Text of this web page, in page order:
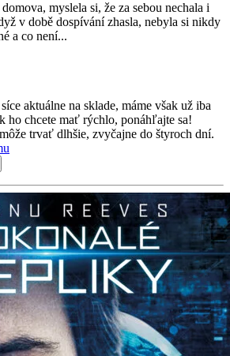
myslela si, že za sebou nechala i
v době dospívání zhasla, nebyla si nikdy
a co není...
aktuálne na sklade, máme však už iba
ho chcete mať rýchlo, ponáhľajte sa!
trvať dlhšie, zvyčajne do štyroch dní.